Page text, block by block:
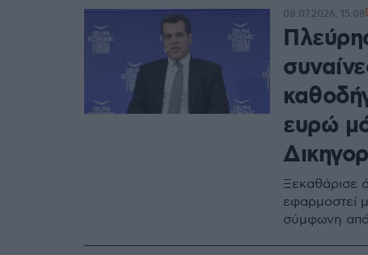
ευρώ
Ξεκαθάρισε
εφαρμοστεί
σύμφωνη
08.07.2026, 15:08